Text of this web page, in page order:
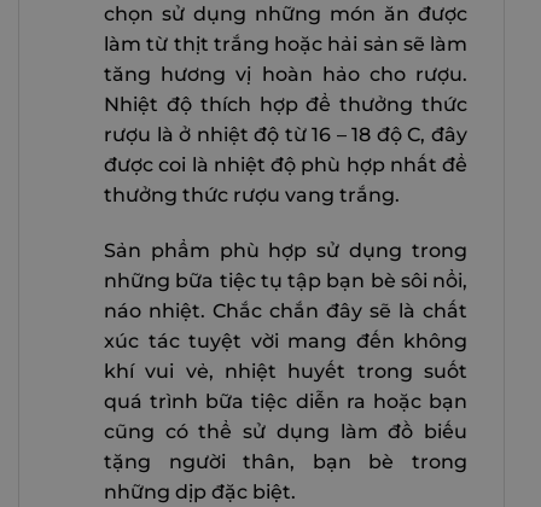
chọn sử dụng những món ăn được
làm từ thịt trắng hoặc hải sản sẽ làm
tăng hương vị hoàn hảo cho rượu.
Nhiệt độ thích hợp để thưởng thức
rượu là ở nhiệt độ từ 16 – 18 độ C, đây
được coi là nhiệt độ phù hợp nhất để
thưởng thức rượu vang trắng.
Sản phẩm phù hợp sử dụng trong
những bữa tiệc tụ tập bạn bè sôi nổi,
náo nhiệt. Chắc chắn đây sẽ là chất
xúc tác tuyệt vời mang đến không
khí vui vẻ, nhiệt huyết trong suốt
quá trình bữa tiệc diễn ra hoặc bạn
cũng có thể sử dụng làm đồ biếu
tặng người thân, bạn bè trong
những dịp đặc biệt.